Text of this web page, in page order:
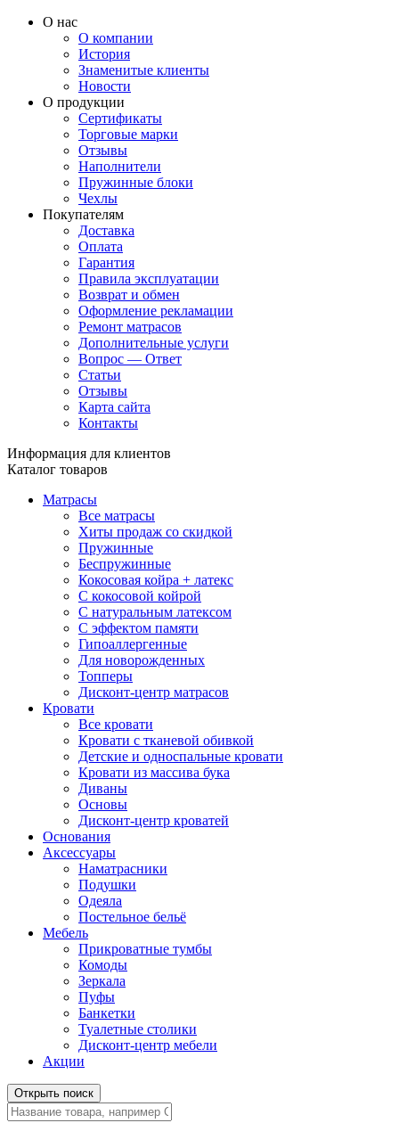
О нас
О компании
История
Знаменитые клиенты
Новости
О продукции
Сертификаты
Торговые марки
Отзывы
Наполнители
Пружинные блоки
Чехлы
Покупателям
Доставка
Оплата
Гарантия
Правила эксплуатации
Возврат и обмен
Оформление рекламации
Ремонт матрасов
Дополнительные услуги
Вопрос — Ответ
Статьи
Отзывы
Карта сайта
Контакты
Информация для клиентов
Каталог товаров
Матрасы
Все матрасы
Хиты продаж со скидкой
Пружинные
Беспружинные
Кокосовая койра + латекс
С кокосовой койрой
С натуральным латексом
С эффектом памяти
Гипоаллергенные
Для новорожденных
Топперы
Дисконт-центр матрасов
Кровати
Все кровати
Кровати с тканевой обивкой
Детские и односпальные кровати
Кровати из массива бука
Диваны
Основы
Дисконт-центр кроватей
Основания
Аксессуары
Наматрасники
Подушки
Одеяла
Постельное бельё
Мебель
Прикроватные тумбы
Комоды
Зеркала
Пуфы
Банкетки
Туалетные столики
Дисконт-центр мебели
Акции
Открыть поиск